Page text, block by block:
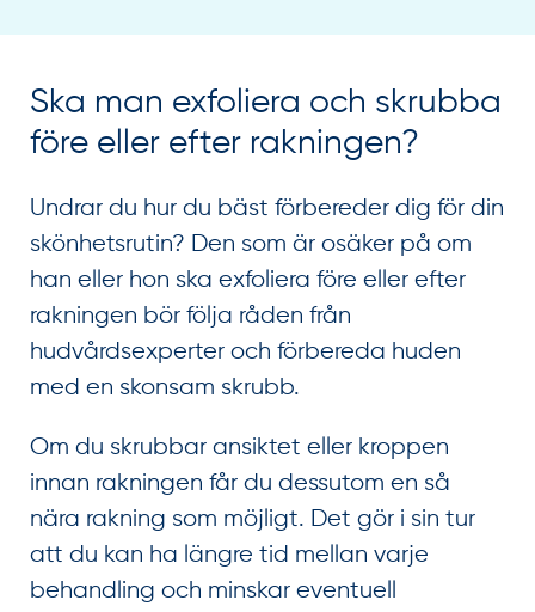
Ska man exfoliera och skrubba
före eller efter rakningen?
Undrar du hur du bäst förbereder dig för din
skönhetsrutin? Den som är osäker på om
han eller hon ska exfoliera före eller efter
rakningen bör följa råden från
hudvårdsexperter och förbereda huden
med en skonsam skrubb.
Om du skrubbar ansiktet eller kroppen
innan rakningen får du dessutom en så
nära rakning som möjligt. Det gör i sin tur
att du kan ha längre tid mellan varje
behandling och minskar eventuell